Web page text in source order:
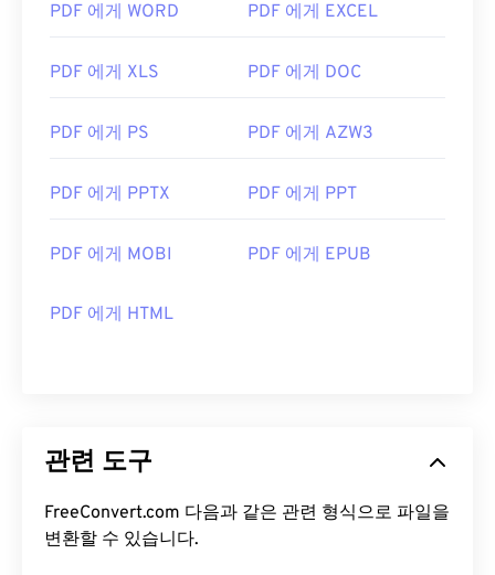
PDF 에게 WORD PDF 에게 EXCEL
PDF 에게 XLS PDF 에게 DOC
PDF 에게 PS PDF 에게 AZW3
PDF 에게 PPTX PDF 에게 PPT
PDF 에게 MOBI PDF 에게 EPUB
PDF 에게 HTML
관련 도구
FreeConvert.com 다음과 같은 관련 형식으로 파일을
변환할 수 있습니다.